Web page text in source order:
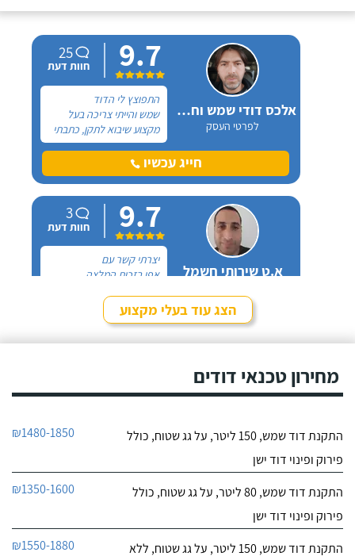
אלכס דודי שמש וחשמל
לפרטי העסק
9.7
25
חוות דעת
התפוצץ לי הדוד
שמש והייתי צריכה בעל
מקצוע שיבוא לתקן, כתבתי
בגוגל טכנאי דודים ואז
הגעתי לקבוצה של העיר
חיפה בפייסבוק, שם כמה
דודי שמש וחשמל".
חייג עכשיו
א.ט שירותי חשמל
9.7
3
חוות דעת
יצרתי קשר עם
אפי בזכות המלצה
אחר ובסופו של דבר,
התרשמתי ממנו לטובהחייג עכשיו
הצג עוד בעלי מקצוע
מחירון טכנאי דודים
התקנת דוד שמש, 150 ליטר, על גג שטוח, כולל
פירוק ופינוי דוד ישן
₪1480-1850
התקנת דוד שמש, 80 ליטר, על גג שטוח, כולל
פירוק ופינוי דוד ישן
₪1350-1600
התקנת דוד שמש, 150 ליטר, על גג שטוח, ללא
₪1550-1880